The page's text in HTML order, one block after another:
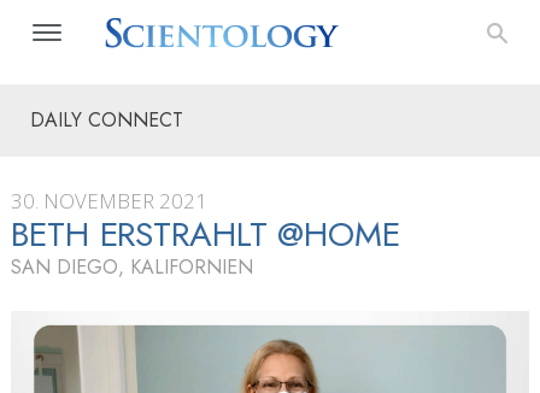
DAILY CONNECT
30. NOVEMBER 2021
BETH ERSTRAHLT @HOME
SAN DIEGO, KALIFORNIEN